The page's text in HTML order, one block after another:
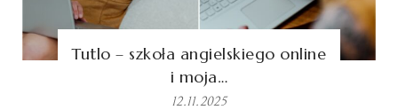
Tutlo – szkoła angielskiego online
i moja…
12.11.2025